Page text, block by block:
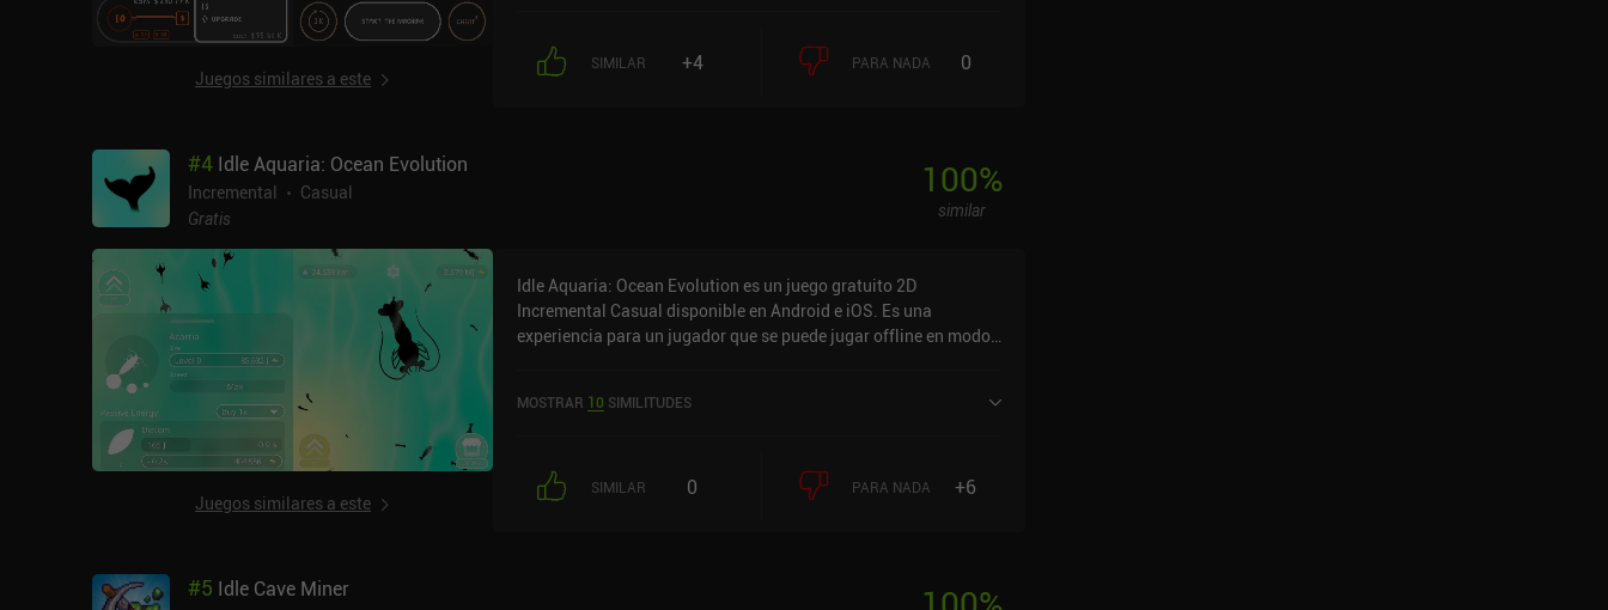
Juegos similares a este
SIMILAR +4 PARA NADA 0
#4 Idle Aquaria: Ocean Evolution
Incremental
Casual
Gratis
100%
similar
Juegos similares a este
Idle Aquaria: Ocean Evolution es un juego gratuito 2D
Incremental Casual disponible en Android e iOS. Es una
experiencia para un jugador que se puede jugar offline en modo
2024 y tiene una valoración actual de 2 sobre 5,0 en Google Play
MOSTRAR 10 SIMILITUDES
SIMILAR 0 PARA NADA +6
#5 Idle Cave Miner